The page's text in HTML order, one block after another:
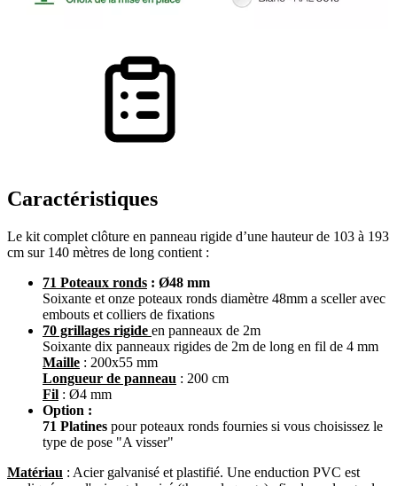
Caractéristiques
Le kit complet clôture en panneau rigide d’une hauteur de 103 à 193
cm sur 140 mètres de long contient :
71 Poteaux ronds : Ø48 mm
Soixante et onze poteaux ronds diamètre 48mm a sceller avec
embouts et colliers de fixations
70 grillages rigide en panneaux de 2m
Soixante dix panneaux rigides de 2m de long en fil de 4 mm
Maille : 200x55 mm
Longueur de panneau : 200 cm
Fil : Ø4 mm
Option :
71 Platines pour poteaux ronds fournies si vous choisissez le
type de pose "A visser"
Matériau : Acier galvanisé et plastifié. Une enduction PVC est